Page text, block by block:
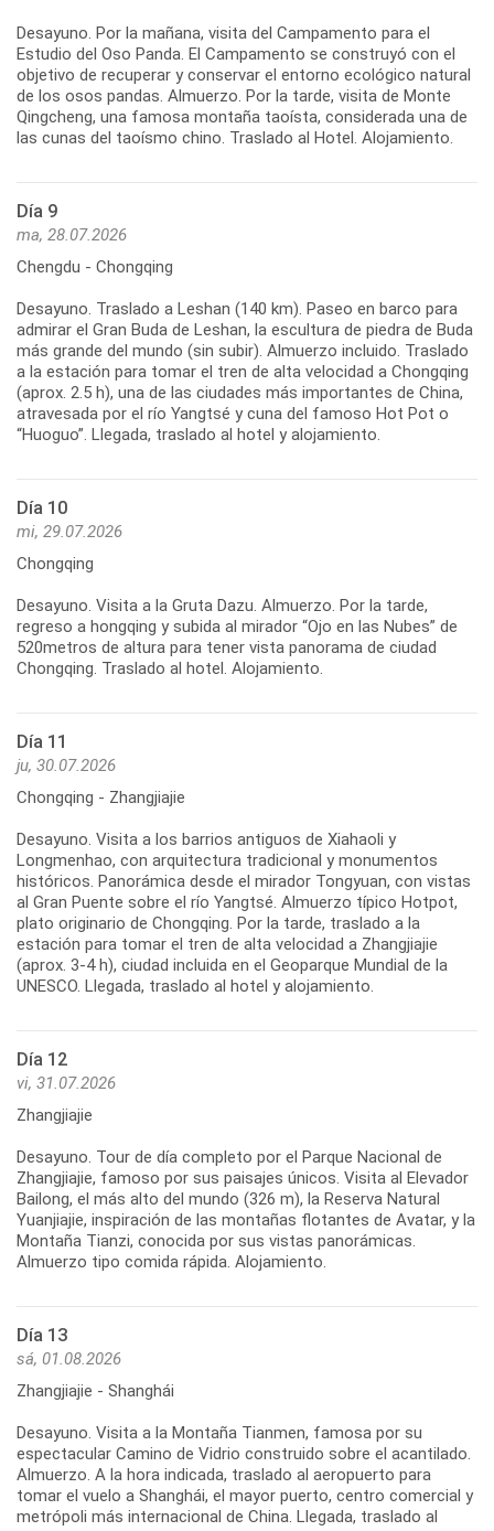
Desayuno. Por la mañana, visita del Campamento para el
Estudio del Oso Panda. El Campamento se construyó con el
objetivo de recuperar y conservar el entorno ecológico natural
de los osos pandas. Almuerzo. Por la tarde, visita de Monte
Qingcheng, una famosa montaña taoísta, considerada una de
Día 9
ma, 28.07.2026
Chengdu - Chongqing
Desayuno. Traslado a Leshan (140 km). Paseo en barco para
admirar el Gran Buda de Leshan, la escultura de piedra de Buda
más grande del mundo (sin subir). Almuerzo incluido. Traslado
a la estación para tomar el tren de alta velocidad a Chongqing
(aprox. 2.5 h), una de las ciudades más importantes de China,
atravesada por el río Yangtsé y cuna del famoso Hot Pot o
“Huoguo”. Llegada, traslado al hotel y alojamiento.
Día 10
mi, 29.07.2026
Chongqing
Desayuno. Visita a la Gruta Dazu. Almuerzo. Por la tarde,
regreso a hongqing y subida al mirador “Ojo en las Nubes” de
520metros de altura para tener vista panorama de ciudad
Día 11
ju, 30.07.2026
Chongqing - Zhangjiajie
Desayuno. Visita a los barrios antiguos de Xiahaoli y
Longmenhao, con arquitectura tradicional y monumentos
históricos. Panorámica desde el mirador Tongyuan, con vistas
al Gran Puente sobre el río Yangtsé. Almuerzo típico Hotpot,
plato originario de Chongqing. Por la tarde, traslado a la
estación para tomar el tren de alta velocidad a Zhangjiajie
(aprox. 3-4 h), ciudad incluida en el Geoparque Mundial de la
Día 12
vi, 31.07.2026
Zhangjiajie
Desayuno. Tour de día completo por el Parque Nacional de
Zhangjiajie, famoso por sus paisajes únicos. Visita al Elevador
Bailong, el más alto del mundo (326 m), la Reserva Natural
Yuanjiajie, inspiración de las montañas flotantes de Avatar, y la
Montaña Tianzi, conocida por sus vistas panorámicas.
Día 13
sá, 01.08.2026
Zhangjiajie - Shanghái
Desayuno. Visita a la Montaña Tianmen, famosa por su
espectacular Camino de Vidrio construido sobre el acantilado.
Almuerzo. A la hora indicada, traslado al aeropuerto para
tomar el vuelo a Shanghái, el mayor puerto, centro comercial y
metrópoli más internacional de China. Llegada, traslado al